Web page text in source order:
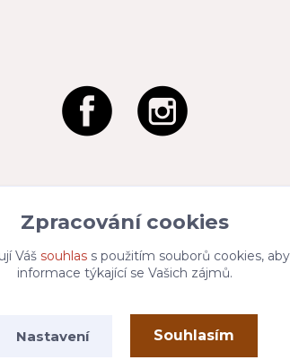
Zpracování cookies
Váš souhlass použitím souborů cookies,
informace týkající se Vašich zájmů.
Nastavení Souhlasím